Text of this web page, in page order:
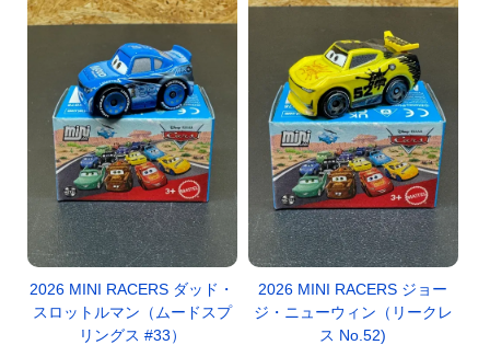
2026 MINI RACERS ダッド・
スロットルマン（ムードスプ
リングス #33）
2026 MINI RACERS ジョー
ジ・ニューウィン（リークレ
ス No.52)